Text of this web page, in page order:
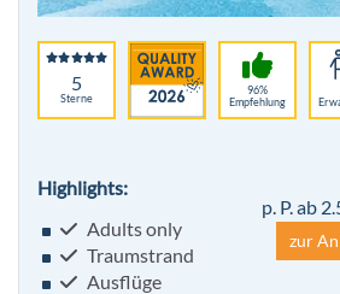
5
Sterne
96%
Empfehlung
Highlights:
Adults only
Traumstrand
Ausflüge
p. P. ab
zur